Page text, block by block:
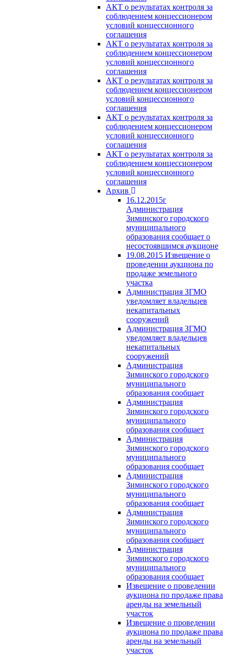
АКТ о результатах контроля за
соблюдением концессионером
условий концессионного
соглашения
АКТ о результатах контроля за
соблюдением концессионером
условий концессионного
соглашения
АКТ о результатах контроля за
соблюдением концессионером
условий концессионного
соглашения
АКТ о результатах контроля за
соблюдением концессионером
условий концессионного
соглашения
АКТ о результатах контроля за
соблюдением концессионером
условий концессионного
соглашения
Архив
16.12.2015г
Администрация
Зиминского городского
муниципального
образования сообщает о
несостоявшимся аукционе
19.08.2015 Извещение о
проведении аукциона по
продаже земельного
участка
Администрация ЗГМО
уведомляет владельцев
некапитальных
сооружений
Администрация ЗГМО
уведомляет владельцев
некапитальных
сооружений
Администрация
Зиминского городского
муниципального
образования сообщает
Администрация
Зиминского городского
муниципального
образования сообщает
Администрация
Зиминского городского
муниципального
образования сообщает
Администрация
Зиминского городского
муниципального
образования сообщает
Администрация
Зиминского городского
муниципального
образования сообщает
Администрация
Зиминского городского
муниципального
образования сообщает
Извещение о проведении
аукциона по продаже права
аренды на земельный
участок
Извещение о проведении
аукциона по продаже права
аренды на земельный
участок